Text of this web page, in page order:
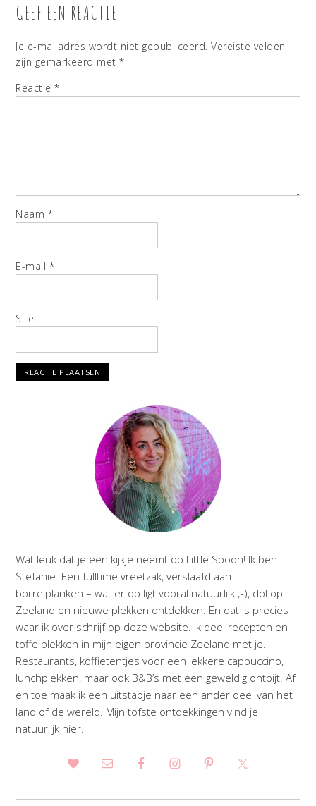
GEEF EEN REACTIE
Je e-mailadres wordt niet gepubliceerd. Vereiste velden
zijn gemarkeerd met*
Reactie*
Naam *
E-mail *
Site
Wat leuk dat je een kijkje neemt op Little Spoon! Ik ben
Stefanie. Een fulltime vreetzak, verslaafd aan
borrelplanken – wat er op ligt vooral natuurlijk ;-), dol op
Zeeland en nieuwe plekken ontdekken. En dat is precies
waar ik over schrijf op deze website. Ik deel recepten en
toffe plekken in mijn eigen provincie Zeeland met je.
Restaurants, koffietentjes voor een lekkere cappuccino,
lunchplekken, maar ook B&B’s met een geweldig ontbijt. Af
en toe maak ik een uitstapje naar een ander deel van het
land of de wereld. Mijn tofste ontdekkingen vind je
natuurlijk hier.